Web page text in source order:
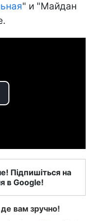
" и "Майдан
Підпишіться на
в Google!
вам зручно!